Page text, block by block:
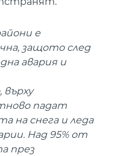
е
защото след
авария и
върху
падат
на снега и леда
Над 95% от
през